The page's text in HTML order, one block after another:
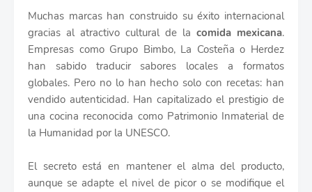
Muchas marcas han construido su éxito internacional
gracias al atractivo cultural de la comida mexicana.
Empresas como Grupo Bimbo, La Costeña o Herdez
han sabido traducir sabores locales a formatos
globales. Pero no lo han hecho solo con recetas: han
vendido autenticidad. Han capitalizado el prestigio de
una cocina reconocida como Patrimonio Inmaterial de
la Humanidad por la UNESCO.
El secreto está en mantener el alma del producto,
aunque se adapte el nivel de picor o se modifique el